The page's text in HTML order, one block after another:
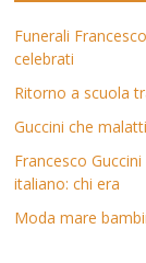
Funerali
celebrati
Ritorno a scuola
Guccini che
Francesco
italiano: chi era
Moda mare